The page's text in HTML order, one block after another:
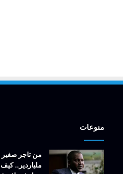
منوعات
من تاجر صغير
ملياردير..